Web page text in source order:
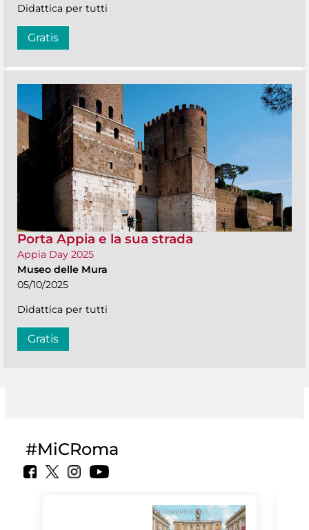
Didattica per tutti
Gratis
Porta Appia e la sua strada
Appia Day 2025
Museo delle Mura
05/10/2025
Didattica per tutti
Gratis
#MiCRoma